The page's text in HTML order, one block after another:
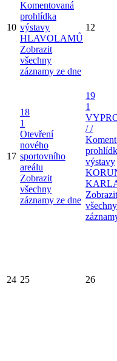
10
Komentovaná
prohlídka
výstavy
HLAVOLAMŮ
Zobrazit
všechny
záznamy ze dne
12
17
18
1
Otevření
nového
sportovního
areálu
Zobrazit
všechny
záznamy ze dne
19
1
/ /
výstavy
Zobrazit
všechny
24 25 26